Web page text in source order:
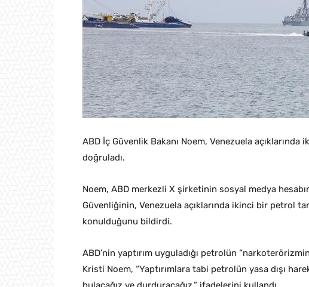
ABD İç Güvenlik Bakanı Noem, Venezuela
doğruladı.
Noem, ABD merkezli X şirketinin sosyal medya
Güvenliğinin, Venezuela açıklarında ikinci bir petrol
konulduğunu bildirdi.
ABD’nin yaptırım uyguladığı petrolün
Kristi Noem, “Yaptırımlara tabi petrolün yasa dışı